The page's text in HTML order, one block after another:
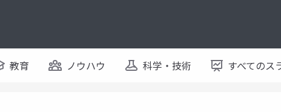
教育 ノウハウ 科学・技術 すべてのス